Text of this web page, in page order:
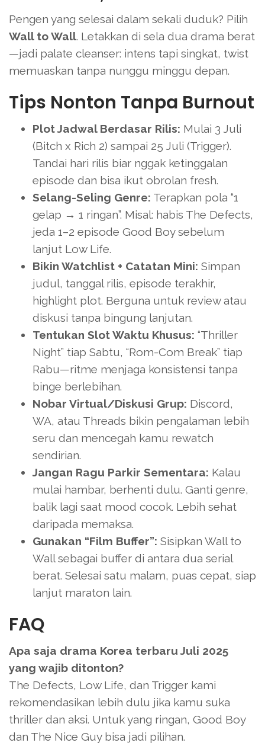
Pengen yang selesai dalam sekali duduk? Pilih
Wall to Wall. Letakkan di sela dua drama berat
—jadi palate cleanser: intens tapi singkat, twist
memuaskan tanpa nunggu minggu depan.
Tips Nonton Tanpa Burnout
Plot Jadwal Berdasar Rilis: Mulai 3 Juli
(Bitch x Rich 2) sampai 25 Juli (Trigger).
Tandai hari rilis biar nggak ketinggalan
episode dan bisa ikut obrolan fresh.
Selang-Seling Genre: Terapkan pola “1
gelap → 1 ringan”. Misal: habis The Defects,
jeda 1–2 episode Good Boy sebelum
lanjut Low Life.
Bikin Watchlist + Catatan Mini: Simpan
judul, tanggal rilis, episode terakhir,
highlight plot. Berguna untuk review atau
diskusi tanpa bingung lanjutan.
Tentukan Slot Waktu Khusus: “Thriller
Night” tiap Sabtu, “Rom-Com Break” tiap
Rabu—ritme menjaga konsistensi tanpa
binge berlebihan.
Nobar Virtual/Diskusi Grup: Discord,
WA, atau Threads bikin pengalaman lebih
seru dan mencegah kamu rewatch
sendirian.
Jangan Ragu Parkir Sementara: Kalau
mulai hambar, berhenti dulu. Ganti genre,
balik lagi saat mood cocok. Lebih sehat
daripada memaksa.
Gunakan “Film Buffer”: Sisipkan Wall to
Wall sebagai buffer di antara dua serial
berat. Selesai satu malam, puas cepat, siap
lanjut maraton lain.
FAQ
Apa saja drama Korea terbaru Juli 2025
yang wajib ditonton?
The Defects, Low Life, dan Trigger kami
rekomendasikan lebih dulu jika kamu suka
thriller dan aksi. Untuk yang ringan, Good Boy
dan The Nice Guy bisa jadi pilihan.